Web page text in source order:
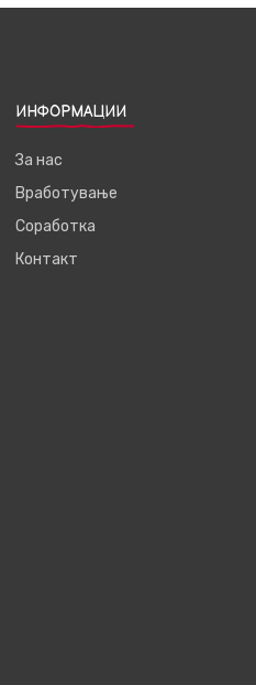
ИНФОРМАЦИИ
За нас
Вработување
Соработка
Контакт